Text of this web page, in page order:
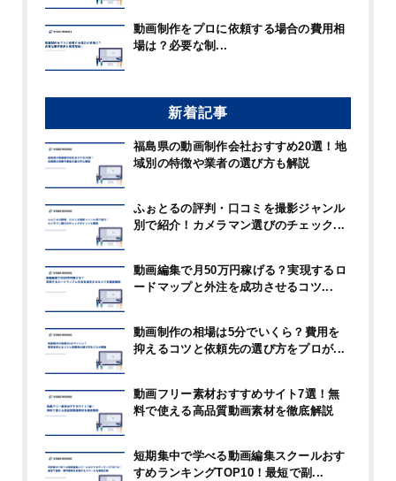
動画制作をプロに依頼する場合の費用相
場は？必要な制...
新着記事
福島県の動画制作会社おすすめ20選！地
域別の特徴や業者の選び方も解説
ふぉとるの評判・口コミを撮影ジャンル
別で紹介！カメラマン選びのチェック...
動画編集で月50万円稼げる？実現するロ
ードマップと外注を成功させるコツ...
動画制作の相場は5分でいくら？費用を
抑えるコツと依頼先の選び方をプロが...
動画フリー素材おすすめサイト7選！無
料で使える高品質動画素材を徹底解説
短期集中で学べる動画編集スクールおす
すめランキングTOP10！最短で副...